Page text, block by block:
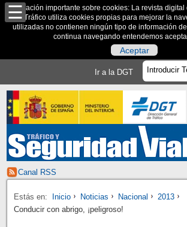
Información importante sobre cookies: La revista digital
de Tráfico utiliza cookies propias para mejorar la
utilizadas no contienen ningún tipo de información
continua navegando entendemos
Aceptar
Ir a la DGT
Canal RSS
Estás en: Inicio Noticias Nacional
2013
Conducir con abrigo, ¡peligroso!